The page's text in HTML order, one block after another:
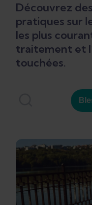
Découvrez
pratiques sur
les plus
traitement et
touchées.